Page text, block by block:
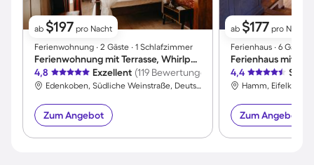
ab $197 pro Nacht
Ferienwohnung ∙ 2 Gäste ∙ 1 Schlafzimmer
Ferienwohnung mit Terrasse, Whirlpool und Grill
4,8
Exzellent (119 Bewertungen)
Edenkoben, Südliche Weinstraße, Deutschland
Zum Angebot
ab $177 pro Nacht
Ferienhaus ∙ 6 Gäste
4,4 Sehr
Zum Angebot